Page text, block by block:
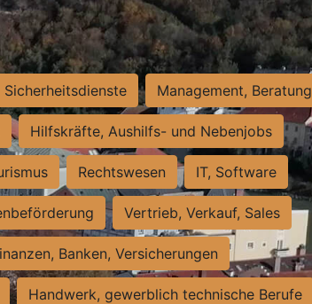
Sicherheitsdienste Management, Beratung
Hilfskräfte, Aushilfs- und Nebenjobs
Rechtswesen IT, Software
Vertrieb, Verkauf, Sales
Banken, Versicherungen
Handwerk, gewerblich technische Berufe